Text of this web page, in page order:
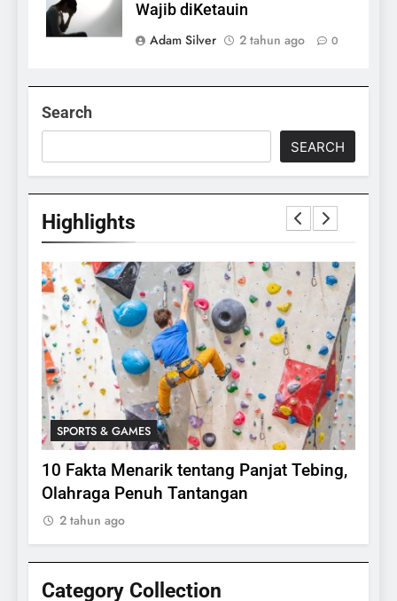
Wajib diKetauin
Adam Silver
2 tahun ago 0
Search
SEARCH
Highlights
Tebing,
SPORTS & GAMES
Mengenal Olahraga Padel, Permainan
Raket Modern yang Sedang Naik Daun
2 tahun ago
Category Collection
24
ANIMALS